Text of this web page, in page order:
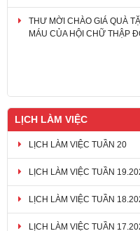
THƯ MỜI CHÀO GIÁ QUÀ
MÁU CỦA HỘI CHỮ THẬP
LỊCH LÀM VIỆC
LỊCH LÀM VIỆC TUẦN 20
LỊCH LÀM VIỆC TUẦN
LỊCH LÀM VIỆC TUẦN
LỊCH LÀM VIỆC TUẦN